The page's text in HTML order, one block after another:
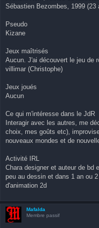
a
n
n
Sébastien Bezombes, 1999 (23
Pseudo
Kizane
Jeux maîtrisés
Aucun. J'ai découvert le jeu de
villimar (Christophe)
Jeux joués
Aucun
Ce qui m'intéresse dans le JdR
Interagir avec les autres, me
choix, mes goûts etc),
nouveaux mondes et de
Activité IRL
Chara designer et auteur de bd
peu au dessin et dans 1 an ou
d'animation 2d
Mafalda
Membre passif